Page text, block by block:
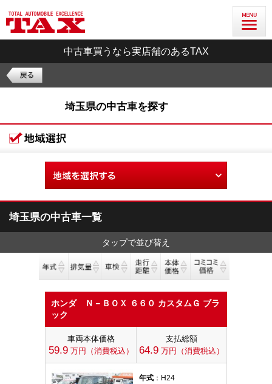
中古車買うなら実店舗のあるTAX
埼玉県の中古車を探す
埼玉県の中古車一覧
タップで並び替え
ホンダ Ｎ－ＢＯＸ ６６０ カスタムＧ ブラ
ック
車両本体価格
59.9万円（消費税込）
支払総額
64.9 万円（消費税込）
年式 ：H24